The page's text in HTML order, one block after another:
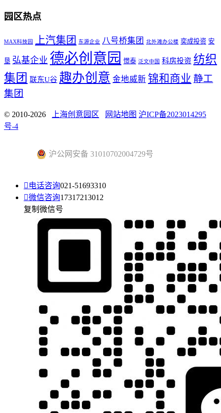
园区热点
MAX科技园 上汽集团 东源企业 八号桥集团 北外滩办公楼 奕成投资 安
垦 弘基企业 德必创意园 憬泰 泛文中国 科房投资 纺织
集团 联东U谷 趣办创意 金地威新 锦和商业 静工
集团
© 2010-2026 上海创意园区 网站地图 沪ICP备2023014295
号-4
沪公网安备 31010702004729号
 电话咨询021-51693310
微信咨询17317213012
复制微信号